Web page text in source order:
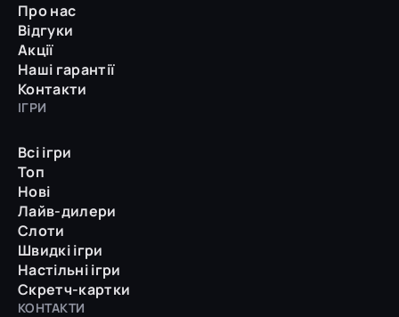
Про нас
Відгуки
Акції
Наші гарантії
Контакти
ІГРИ
Всі ігри
Топ
Нові
Лайв-дилери
Слоти
Швидкі ігри
Настільні ігри
Скретч-картки
КОНТАКТИ